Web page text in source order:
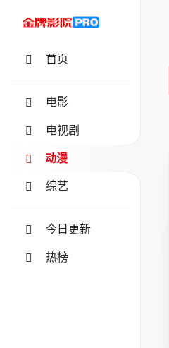
首页
电影
电视剧
动漫
综艺
今日更新
热榜